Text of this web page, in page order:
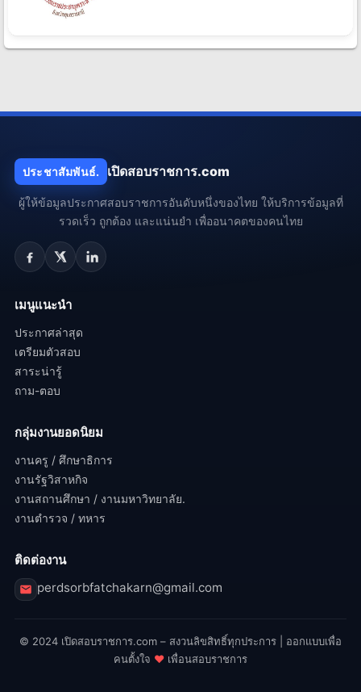
ประชาสัมพันธ์. เปิดสอบราชการ.com
ผู้ให้ข้อมูลประกาศสอบราชการอันดับหนึ่งของไทย ให้บริการข้อมูลที่
รวดเร็ว ถูกต้อง และแน่นยำ เพื่ออนาคตของคนไทย
เมนูแนะนำ
ประกาศล่าสุด
เตรียมตัวสอบ
สาระน่ารู้
ถาม-ตอบ
กลุ่มงานยอดนิยม
งานครู / ศึกษาธิการ
งานรัฐวิสาหกิจ
งานสถานศึกษา / งานมหาวิทยาลัย.
งานตำรวจ / ทหาร
ติดต่องาน
perdsorbfatchakarn@gmail.com
© 2024 เปิดสอบราชการ.com – สงวนลิขสิทธิ์ทุกประการ | ออกแบบเพื่อ
คนตั้งใจ ♥ เพื่อนสอบราชการ